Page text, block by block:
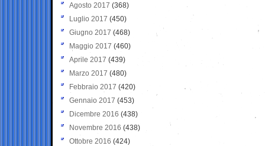
Agosto 2017 (368)
Luglio 2017 (450)
Giugno 2017 (468)
Maggio 2017 (460)
Aprile 2017 (439)
Marzo 2017 (480)
Febbraio 2017 (420)
Gennaio 2017 (453)
Dicembre 2016 (438)
Novembre 2016 (438)
Ottobre 2016 (424)